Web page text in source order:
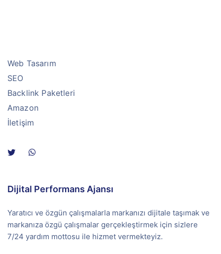
Web Tasarım
SEO
Backlink Paketleri
Amazon
İletişim
Dijital Performans Ajansı
Yaratıcı ve özgün çalışmalarla markanızı dijitale taşımak ve
markanıza özgü çalışmalar gerçekleştirmek için sizlere
7/24 yardım mottosu ile hizmet vermekteyiz.